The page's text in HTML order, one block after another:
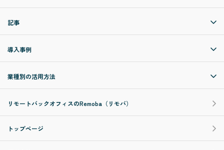
記事
導入事例
業種別の活用方法
リモートバックオフィスのRemoba（リモバ）
トップページ